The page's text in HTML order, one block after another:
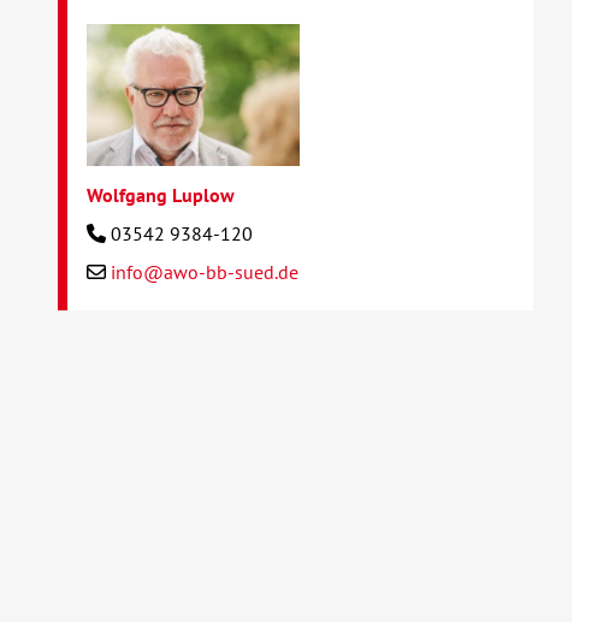
Wolfgang Luplow
03542 9384-120
info@awo-bb-sued.de